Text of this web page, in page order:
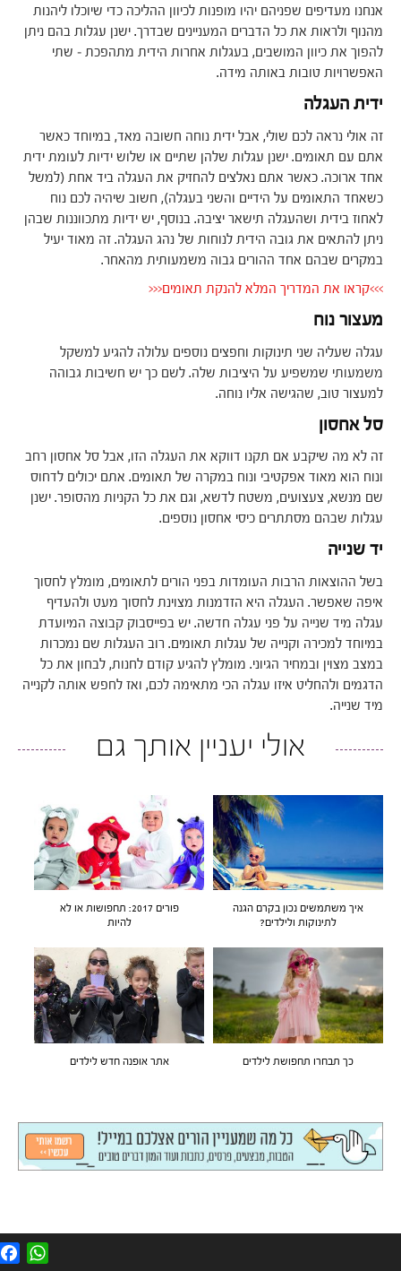
אנחנו מעדיפים שפניהם יהיו מופנות לכיוון ההליכה כדי שיוכלו ליהנות
מהנוף ולראות את כל הדברים המעניינים שבדרך. ישנן עגלות בהם ניתן
להפוך את כיוון המושבים, בעגלות אחרות הידית מתהפכת – שתי
האפשרויות טובות באותה מידה.
ידית העגלה
זה אולי נראה לכם שולי, אבל ידית נוחה חשובה מאד, במיוחד כאשר
אתם עם תאומים. ישנן עגלות שלהן שתיים או שלוש ידיות לעומת ידית
אחד ארוכה. כאשר אתם נאלצים להחזיק את העגלה ביד אחת (למשל
כשאחד התאומים על הידיים והשני בעגלה), חשוב שיהיה לכם נוח
לאחוז בידית ושהעגלה תישאר יציבה. בנוסף, יש ידיות מתכווננות שבהן
ניתן להתאים את גובה הידית לנוחות של נהג העגלה. זה מאוד יעיל
במקרים שבהם אחד ההורים גבוה משמעותית מהאחר.
>>>קראו את המדריך המלא להנקת תאומים<<<
מעצור נוח
עגלה שעליה שני תינוקות וחפצים נוספים עלולה להגיע למשקל
משמעותי שמשפיע על היציבות שלה. לשם כך יש חשיבות גבוהה
למעצור טוב, שהגישה אליו נוחה.
סל אחסון
זה לא מה שיקבע אם תקנו דווקא את העגלה הזו, אבל סל אחסון רחב
ונוח הוא מאוד אפקטיבי ונוח במקרה של תאומים. אתם יכולים לדחוס
שם מנשא, צעצועים, משטח לדשא, וגם את כל הקניות מהסופר. ישנן
עגלות שבהם מסתתרים כיסי אחסון נוספים.
יד שנייה
בשל ההוצאות הרבות העומדות בפני הורים לתאומים, מומלץ לחסוך
איפה שאפשר. העגלה היא הזדמנות מצוינת לחסוך מעט ולהעדיף
עגלה מיד שנייה על פני עגלה חדשה. יש בפייסבוק קבוצה המיועדת
במיוחד למכירה וקנייה של עגלות תאומים. רוב העגלות שם נמכרות
במצב מצוין ובמחיר הגיוני. מומלץ להגיע קודם לחנות, לבחון את כל
הדגמים ולהחליט איזו עגלה הכי מתאימה לכם, ואז לחפש אותה לקנייה
מיד שנייה.
אולי יעניין אותך גם
איך משתמשים נכון בקרם הגנה
לתינוקות ולילדים?
פורים 2017: תחפושות או לא
להיות
כך תבחרו תחפושת לילדים אתר אופנה חדש לילדים
F
a
W
h